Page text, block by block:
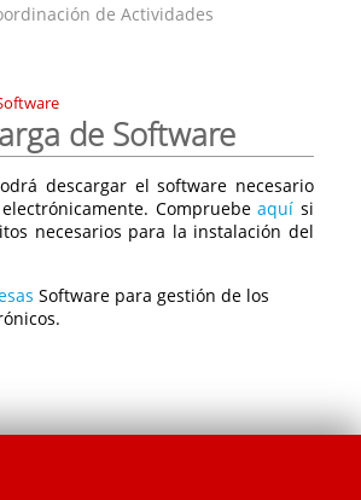
de Actividades
de Software
descargar el software necesario
Compruebeaquí si
necesarios para la instalación del
Software para gestión de los